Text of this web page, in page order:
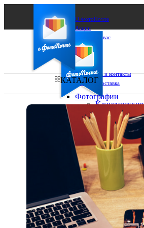
О ФотоПочте
Акции
Сделаем за вас
Бизнесу
FAQ
Франшиза
Поддержка и контакты
Оплата и доставка
Ваш город:
Ваш регион доставки
Выберите из списка:
КАТАЛОГ
Фотографии
Классические
фото
10х10
10х15
13х18
15х15
15х20
20х20
20х30
30х30
30х40
А4
Фото
в